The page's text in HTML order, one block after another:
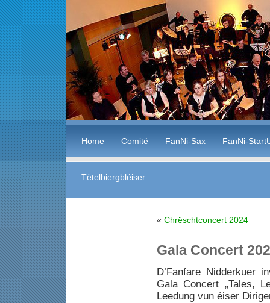
Home Comité FanNi-Sax FanNi-
Tëtelbiergbléiser
« Chrëschtconcert 2024
Gala Concert
D’Fanfare Nidderkuer
Gala Concert „Tales,
Leedung vun éiser